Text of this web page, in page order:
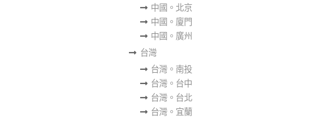
中國。北京
中國。廈門
中國。廣州
台灣
台灣。南投
台灣。台中
台灣。台北
台灣。宜蘭